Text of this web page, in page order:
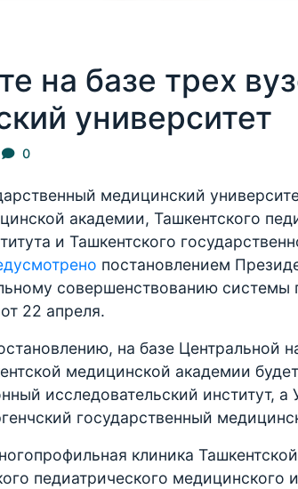
на базе трех
университет
0
медицинский
академии, Ташкентского
и Ташкентского
постановлением
совершенствованию системы
22 апреля.
на базе Центральной
медицинской академии
исследовательский институт,
государственный
клиника
педиатрического медицинского